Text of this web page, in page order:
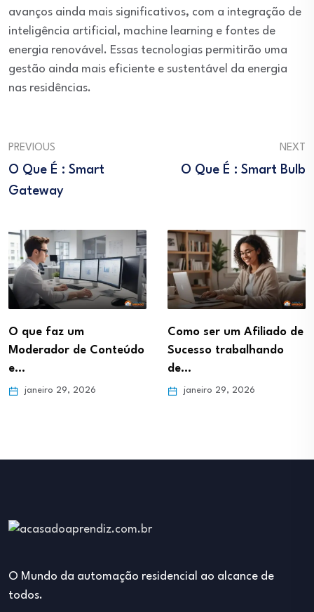
avanços ainda mais significativos, com a integração de
inteligência artificial, machine learning e fontes de
energia renovável. Essas tecnologias permitirão uma
gestão ainda mais eficiente e sustentável da energia
nas residências.
PREVIOUS
O Que É : Smart
Gateway
NEXT
O Que É : Smart Bulb
O que faz um
Moderador de Conteúdo
e…
janeiro 29, 2026
Como ser um Afiliado de
Sucesso trabalhando
de…
janeiro 29, 2026
O Mundo da automação residencial ao alcance de
todos.